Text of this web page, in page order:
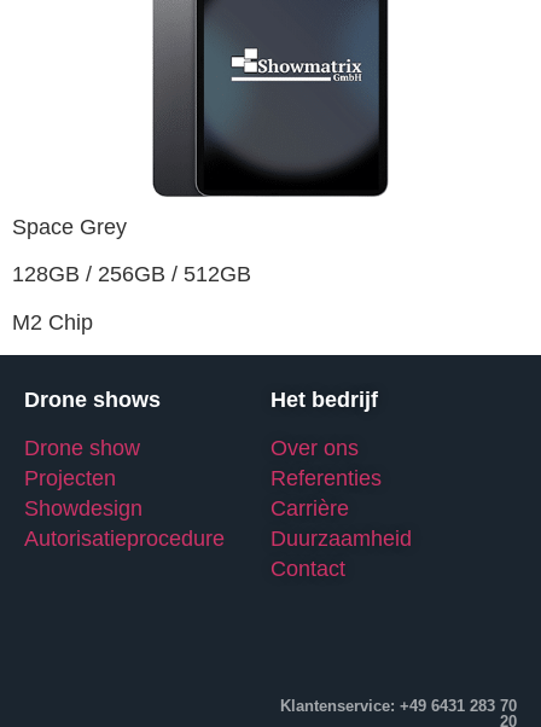
Space Grey
128GB / 256GB / 512GB
M2 Chip
Drone shows
Drone show
Projecten
Showdesign
Autorisatieprocedure
Het bedrijf
Over ons
Referenties
Carrière
Duurzaamheid
Contact
Klantenservice: +49 6431 283 70
20